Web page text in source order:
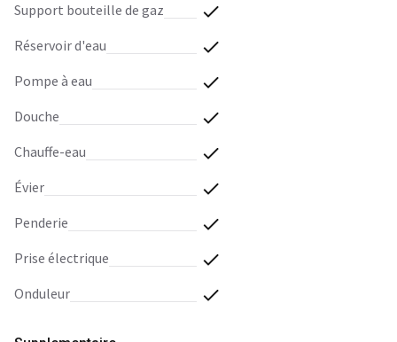
support bouteille de gaz
réservoir d'eau
pompe à eau
douche
chauffe-eau
évier
penderie
prise électrique
onduleur